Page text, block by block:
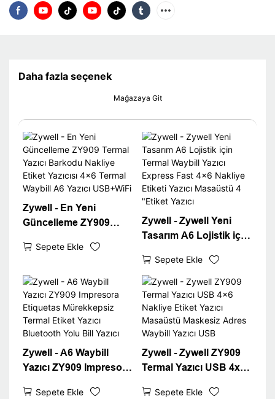
Daha fazla seçenek
Mağazaya Git
Zywell - En Yeni
Güncelleme ZY909
Nakliye Etiket Yazıcısı
Yazıcı USB+WiFi
Sepete Ekle
Zywell - Zywell Yeni
Tasarım A6 Lojistik için
Express Fast 4x6
Nakliye Etiketi Yazıcı
Masaüstü 4 "Etiket
Yazıcı
Sepete Ekle
Zywell - A6 Waybill
Yazıcı ZY909 Impresora
Termal Etiket Yazıcı
Sepete Ekle
Zywell - Zywell ZY909
Termal Yazıcı USB 4x6
Masaüstü Maskesiz
Sepete Ekle